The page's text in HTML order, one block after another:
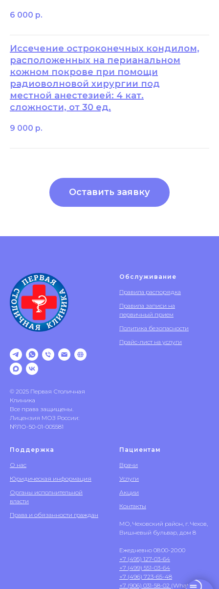
6 000 р.
Иссечение остроконечных кондилом,
расположенных на перианальном
кожном покрове при помощи
радиоволновой хирургии под
местной анестезией: 4 кат.
сложности, от 30 ед.
9 000 р.
Оставить заявку
© 2025 Первая Столичная
Клиника
Все права защищены.
Лицензия МОЗ России:
№ЛО-50-01-005581
Обслуживание
Правила распорядка
Правила записи на
первичный прием
Политика безопасности
Прайс-лист на услуги
Поддержка
О нас
Юридическая информация
Органы исполнительной
власти
Права и обязанности граждан
Пациентам
Врачи
Услуги
Акции
Контакты
МО, Чеховский район, г. Чехов,
Вишневый бульвар, дом 8
Ежедневно 08:00-20:00
+7 (495) 127-03-64
+7 (499) 551-03-64
+7 (496) 723-65-48
+7 (906) 031-58-02 (WhatsApp)